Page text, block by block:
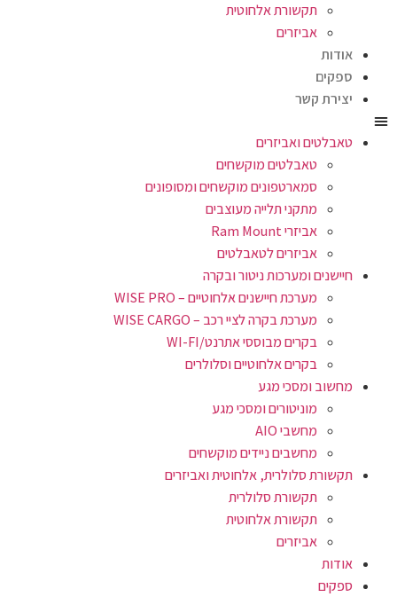
תקשורת אלחוטית
אביזרים
אודות
ספקים
יצירת קשר
טאבלטים ואביזרים
טאבלטים מוקשחים
סמארטפונים מוקשחים ומסופונים
מתקני תלייה מעוצבים
אביזרי Ram Mount
אביזרים לטאבלטים
חיישנים ומערכות ניטור ובקרה
מערכת חיישנים אלחוטיים – WISE PRO
מערכת בקרה לציי רכב – WISE CARGO
בקרים מבוססי אתרנט/WI-FI
בקרים אלחוטיים וסלולרים
מחשוב ומסכי מגע
מוניטורים ומסכי מגע
מחשבי AIO
מחשבים ניידים מוקשחים
תקשורת סלולרית, אלחוטית ואביזרים
תקשורת סלולרית
תקשורת אלחוטית
אביזרים
אודות
ספקים